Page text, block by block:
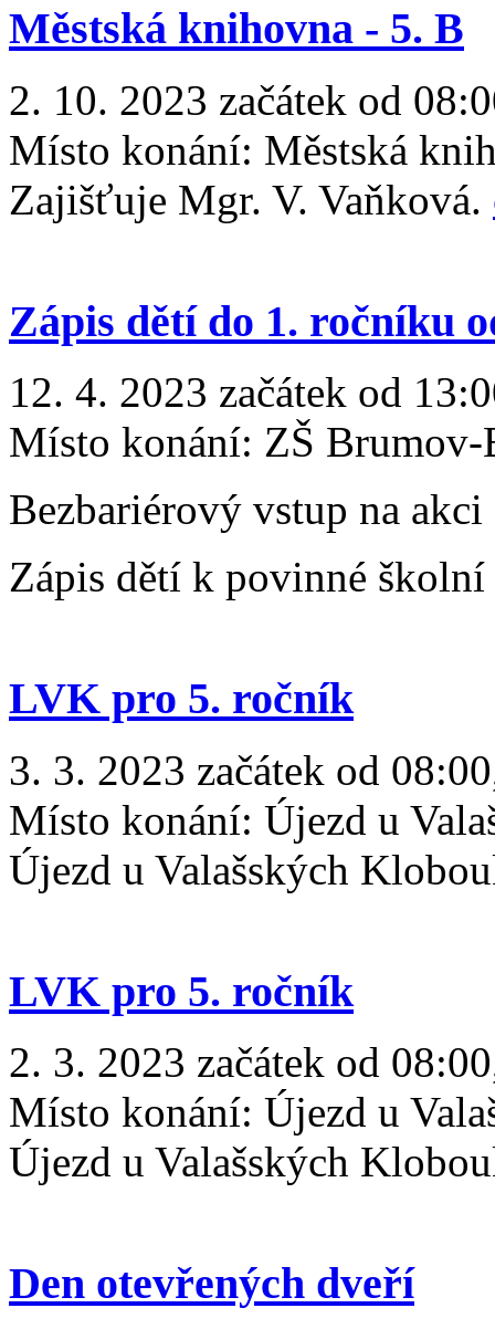
Městská knihovna - 5. B
2. 10. 2023 začátek od
Místo konání: Městská
Zajišťuje Mgr. V. Vaňková.
Zápis dětí do 1. ročníku
12. 4. 2023 začátek od
Místo konání: ZŠ
Bezbariérový vstup na akci
Zápis dětí k povinné
LVK pro 5. ročník
3. 3. 2023 začátek od
Místo konání: Újezd u
Újezd u Valašských
LVK pro 5. ročník
2. 3. 2023 začátek od
Místo konání: Újezd u
Újezd u Valašských
Den otevřených dveří